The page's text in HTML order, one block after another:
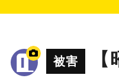
被害